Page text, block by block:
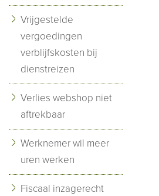
Vrijgestelde
vergoedingen
verblijfskosten bij
dienstreizen
Verlies webshop niet
aftrekbaar
Werknemer wil meer
uren werken
Fiscaal inzagerecht